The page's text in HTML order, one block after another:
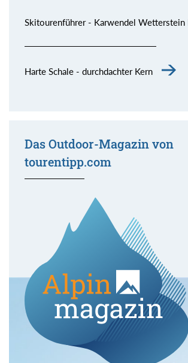
Skitourenführer - Karwendel Wetterstein
Harte Schale - durchdachter Kern
Das Outdoor-Magazin von
tourentipp.com